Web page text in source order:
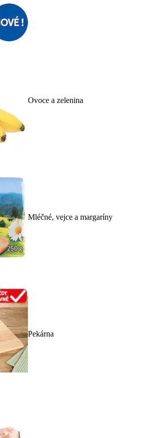
Ovoce a zelenina
Mléčné, vejce a margaríny
Pekárna